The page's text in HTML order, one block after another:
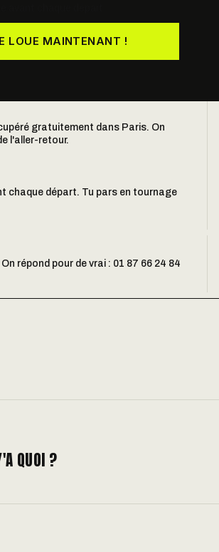
LOUE MAINTENANT !
gratuitement dans Paris. On
l'aller-retour.
chaque départ. Tu pars en tournage
répond pour de vrai : 01 87 66 24 84
QUOI ?